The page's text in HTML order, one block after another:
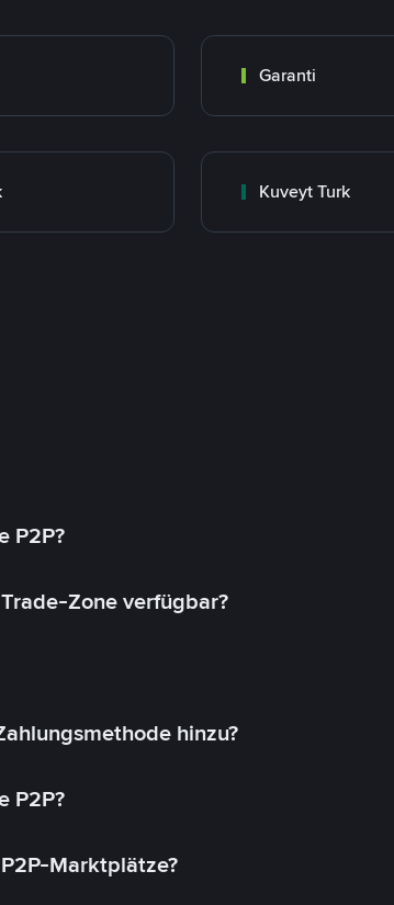
Garanti
Kuveyt Turk
P2P?
Zone verfügbar?
hinzu?
P2P?
Marktplätze?